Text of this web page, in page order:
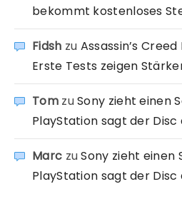
bekommt kostenloses
Fidsh zu Assassin’s
Erste Tests zeigen
TomzuSony zieht einen
PlayStation sagt der
Marc zuSony zieht einen
PlayStation sagt der